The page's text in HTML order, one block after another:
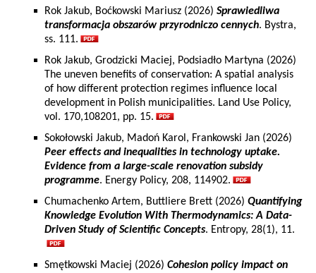
Rok Jakub, Boćkowski Mariusz (2026) Sprawiedliwa
transformacja obszarów przyrodniczo cennych. Bystra,
ss. 111.
Rok Jakub, Grodzicki Maciej, Podsiadło Martyna (2026)
The uneven benefits of conservation: A spatial analysis
of how different protection regimes influence local
development in Polish municipalities. Land Use Policy,
vol. 170,108201, pp. 15.
Sokołowski Jakub, Madoń Karol, Frankowski Jan (2026)
Peer effects and inequalities in technology uptake.
Evidence from a large-scale renovation subsidy
programme. Energy Policy, 208, 114902.
Chumachenko Artem, Buttliere Brett (2026) Quantifying
Knowledge Evolution With Thermodynamics: A Data-
Driven Study of Scientific Concepts. Entropy, 28(1), 11.
Smętkowski Maciej (2026) Cohesion policy impact on